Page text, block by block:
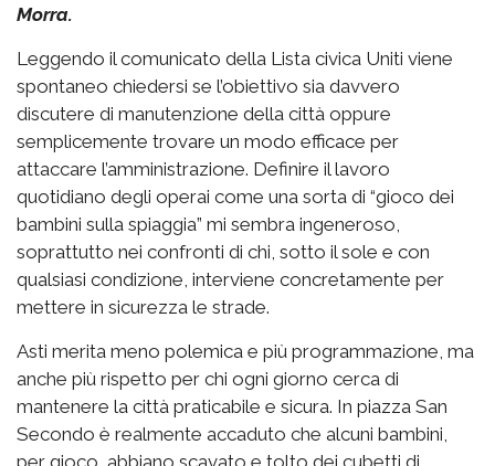
Morra.
Leggendo il comunicato della Lista civica Uniti viene
spontaneo chiedersi se l’obiettivo sia davvero
discutere di manutenzione della città oppure
semplicemente trovare un modo efficace per
attaccare l’amministrazione. Definire il lavoro
quotidiano degli operai come una sorta di “gioco dei
bambini sulla spiaggia” mi sembra ingeneroso,
soprattutto nei confronti di chi, sotto il sole e con
qualsiasi condizione, interviene concretamente per
mettere in sicurezza le strade.
Asti merita meno polemica e più programmazione, ma
anche più rispetto per chi ogni giorno cerca di
mantenere la città praticabile e sicura. In piazza San
Secondo è realmente accaduto che alcuni bambini,